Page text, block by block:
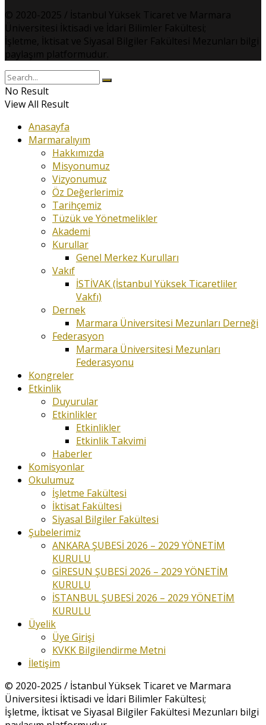
© 2020-2025 / İstanbul Yüksek Ticaret ve Marmara
Üniversitesi İktisadi ve İdari Bilimler Fakültesi;
İşletme, İktisat ve Siyasal Bilgiler Fakültesi Mezunları bilgi
paylaşım platformudur.
No Result
View All Result
Anasayfa
Marmaralıyım
Hakkımızda
Misyonumuz
Vizyonumuz
Öz Değerlerimiz
Tarihçemiz
Tüzük ve Yönetmelikler
Akademi
Kurullar
Genel Merkez Kurulları
Vakıf
İSTİVAK (İstanbul Yüksek Ticaretliler
Vakfı)
Dernek
Marmara Üniversitesi Mezunları Derneği
Federasyon
Marmara Üniversitesi Mezunları
Federasyonu
Kongreler
Etkinlik
Duyurular
Etkinlikler
Etkinlikler
Etkinlik Takvimi
Haberler
Komisyonlar
Okulumuz
İşletme Fakültesi
İktisat Fakültesi
Siyasal Bilgiler Fakültesi
Şubelerimiz
ANKARA ŞUBESİ 2026 – 2029 YÖNETİM
KURULU
GİRESUN ŞUBESİ 2026 – 2029 YÖNETİM
KURULU
İSTANBUL ŞUBESİ 2026 – 2029 YÖNETİM
KURULU
Üyelik
Üye Girişi
KVKK Bilgilendirme Metni
İletişim
© 2020-2025 / İstanbul Yüksek Ticaret ve Marmara
Üniversitesi İktisadi ve İdari Bilimler Fakültesi;
İşletme, İktisat ve Siyasal Bilgiler Fakültesi Mezunları bilgi